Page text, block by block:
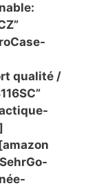
qualité /